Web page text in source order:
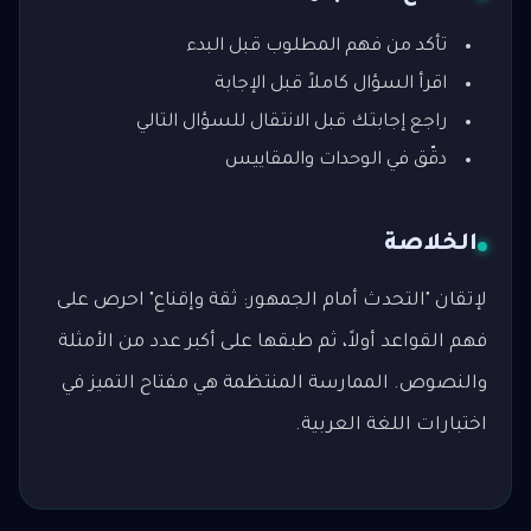
تأكد من فهم المطلوب قبل البدء
اقرأ السؤال كاملاً قبل الإجابة
راجع إجابتك قبل الانتقال للسؤال التالي
دقّق في الوحدات والمقاييس
الخلاصة
لإتقان "التحدث أمام الجمهور: ثقة وإقناع" احرص على
فهم القواعد أولاً، ثم طبقها على أكبر عدد من الأمثلة
والنصوص. الممارسة المنتظمة هي مفتاح التميز في
اختبارات اللغة العربية.